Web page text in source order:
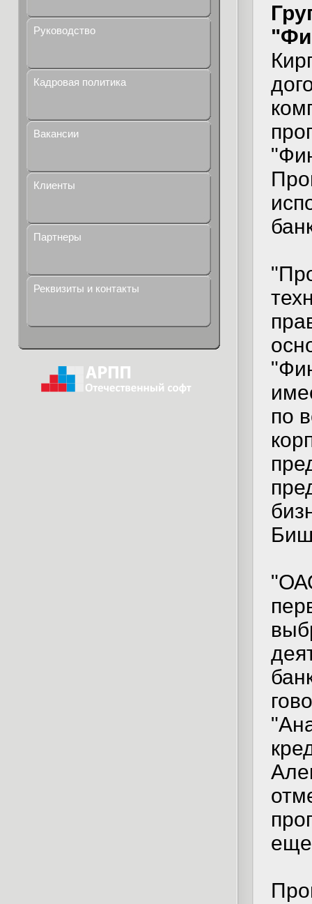
Руководство
Кадровая политика
Вакансии
Клиенты
Партнеры
Реквизиты и контакты
по
еще